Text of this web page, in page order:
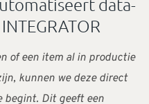
of een item al in productie
kunnen we deze direct
begint. Dit geeft een